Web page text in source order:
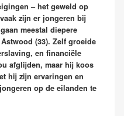
– het geweld op
zijn er jongeren bij
meestal diepere
(33). Zelf groeide
en financiële
afglijden, maar hij koos
hij zijn ervaringen en
op de eilanden te